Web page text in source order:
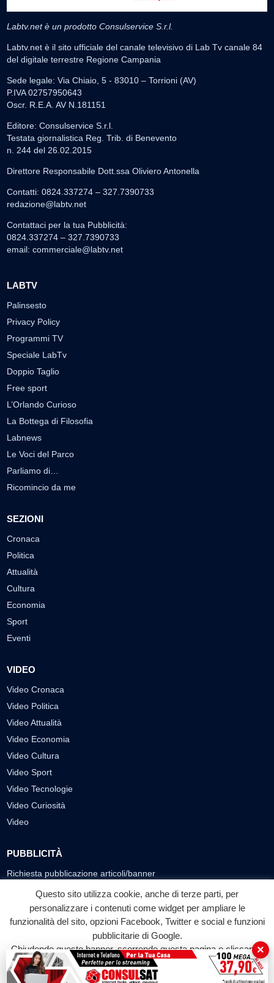
Labtv.net è un prodotto Consulservice S.r.l.
Labtv.net è il sito ufficiale del canale televisivo di Lab Tv canale 84
del digitale terrestre Regione Campania
Sede legale: Via Chiaio, 5 - 83010 – Torrioni (AV)
P.IVA 02757950643
Oscr. R.E.A. AV N.181151
Editore: Consulservice S.r.l.
Testata giornalistica Reg. Trib. di Benevento
n. 244 del 26.02.2015
Direttore Responsabile Dott.ssa Oliviero Antonella
Contatti: 0824.337274 – 327.7390733
redazione@labtv.net
Contattaci per la tua Pubblicità:
0824.337274 – 327.7390733
email: commerciale@labtv.net
LABTV
Palinsesto
Privacy Policy
Programmi TV
Speciale LabTv
Doppio Taglio
Free sport
L’Orlando Curioso
La Bottega di Filosofia
Labnews
Le Voci del Parco
Parliamo di…
Ricomincio da me
SEZIONI
Cronaca
Politica
Attualità
Cultura
Economia
Sport
Eventi
VIDEO
Video Cronaca
Video Politica
Video Attualità
Video Economia
Video Cultura
Video Sport
Video Tecnologie
Video Curiosità
Video
PUBBLICITÀ
Richiesta pubblicazione articoli/banner
SEGUICI SUI SOCIAL
f
Facebook
◎ ▶
YouTube
© 2026 LABTV - Tutti i diritti riservati
Questo sito utilizza cookie, anche di terze parti, per
personalizzare i contenuti come widget per ampliare le
funzionalità del sito, opzioni Facebook, Twitter e social e funzioni
pubblicitarie di Google.
Chiudendo questo banner, scorrendo questa pagina o cliccando
su qualunque suo elemento acconsenti all'uso dei cookie.
×